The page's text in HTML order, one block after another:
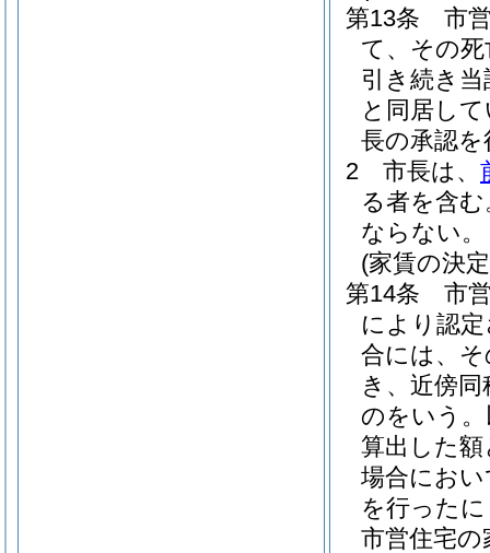
第13条
市
て、その
引き続き
と同居し
長の承認
2
市長は、
る者を含む
ならない。
(家賃の決
第14条
市
により認
合には、
き、近傍
のをいう
算出した
場合にお
を行った
市営住宅